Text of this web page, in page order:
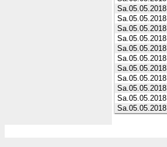
Sa.05.05.2018
Sa.05.05.2018
Sa.05.05.2018
Sa.05.05.2018
Sa.05.05.2018
Sa.05.05.2018
Sa.05.05.2018
Sa.05.05.2018
Sa.05.05.2018
Sa.05.05.2018
Sa.05.05.2018